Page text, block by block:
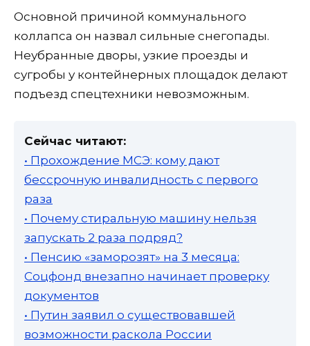
Основной причиной коммунального
коллапса он назвал сильные снегопады.
Неубранные дворы, узкие проезды и
сугробы у контейнерных площадок делают
подъезд спецтехники невозможным.
Сейчас читают:
• Прохождение МСЭ: кому дают
бессрочную инвалидность с первого
раза
• Почему стиральную машину нельзя
запускать 2 раза подряд?
• Пенсию «заморозят» на 3 месяца:
Соцфонд внезапно начинает проверку
документов
• Путин заявил о существовавшей
возможности раскола России